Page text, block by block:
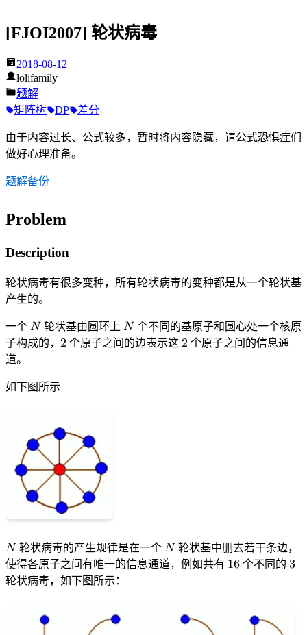
[FJOI2007] 轮状病毒
2018-08-12
lolifamily
题解
矩阵树
DP 差分
由于内容过长、公式较多，暂时将内容隐藏，请公式恐惧症们
做好心理准备。
题解备份
Problem
Description
轮状病毒有很多变种，所有轮状病毒的变种都是从一个轮状基
产生的。
一个 𝑁
N
轮状基由圆环上 𝑁
N
个不同的基原子和圆心处一个核原
子构成的， 2
2
个原子之间的边表示这 2
2
个原子之间的信息通
道。
如下图所示
𝑁
N
轮状病毒的产生规律是在一个 𝑁
N
轮状基中删去若干条边，
使得各原子之间有唯一的信息通道，例如共有 16
16
个不同的 3
3
轮状病毒，如下图所示：